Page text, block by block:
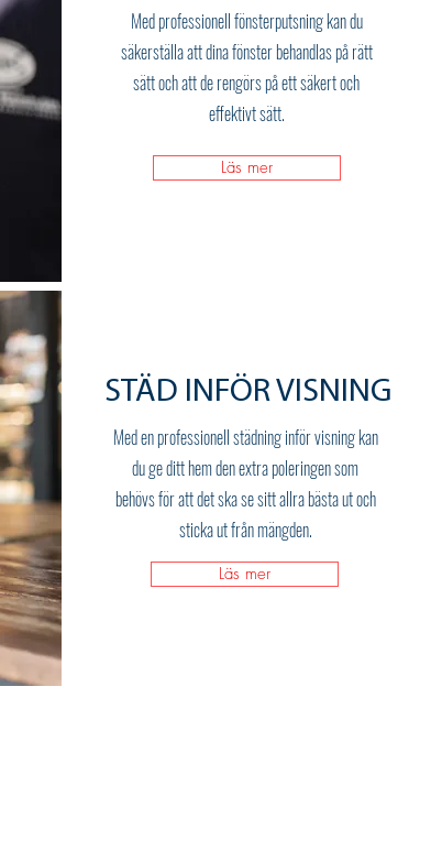
Med professionell fönsterputsning kan du
säkerställa att dina fönster behandlas på rätt
sätt och att de rengörs på ett säkert och
effektivt sätt.
Läs mer
STÄD INFÖR VISNING
Med en professionell städning inför visning kan
du ge ditt hem den extra poleringen som
behövs för att det ska se sitt allra bästa ut och
sticka ut från mängden.
Läs mer